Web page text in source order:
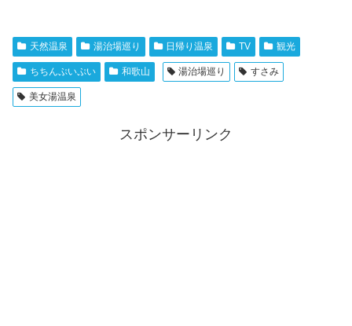
天然温泉 湯治場巡り 日帰り温泉 TV 観光
ちちんぷいぷい 和歌山 湯治場巡り すさみ
美女湯温泉
スポンサーリンク